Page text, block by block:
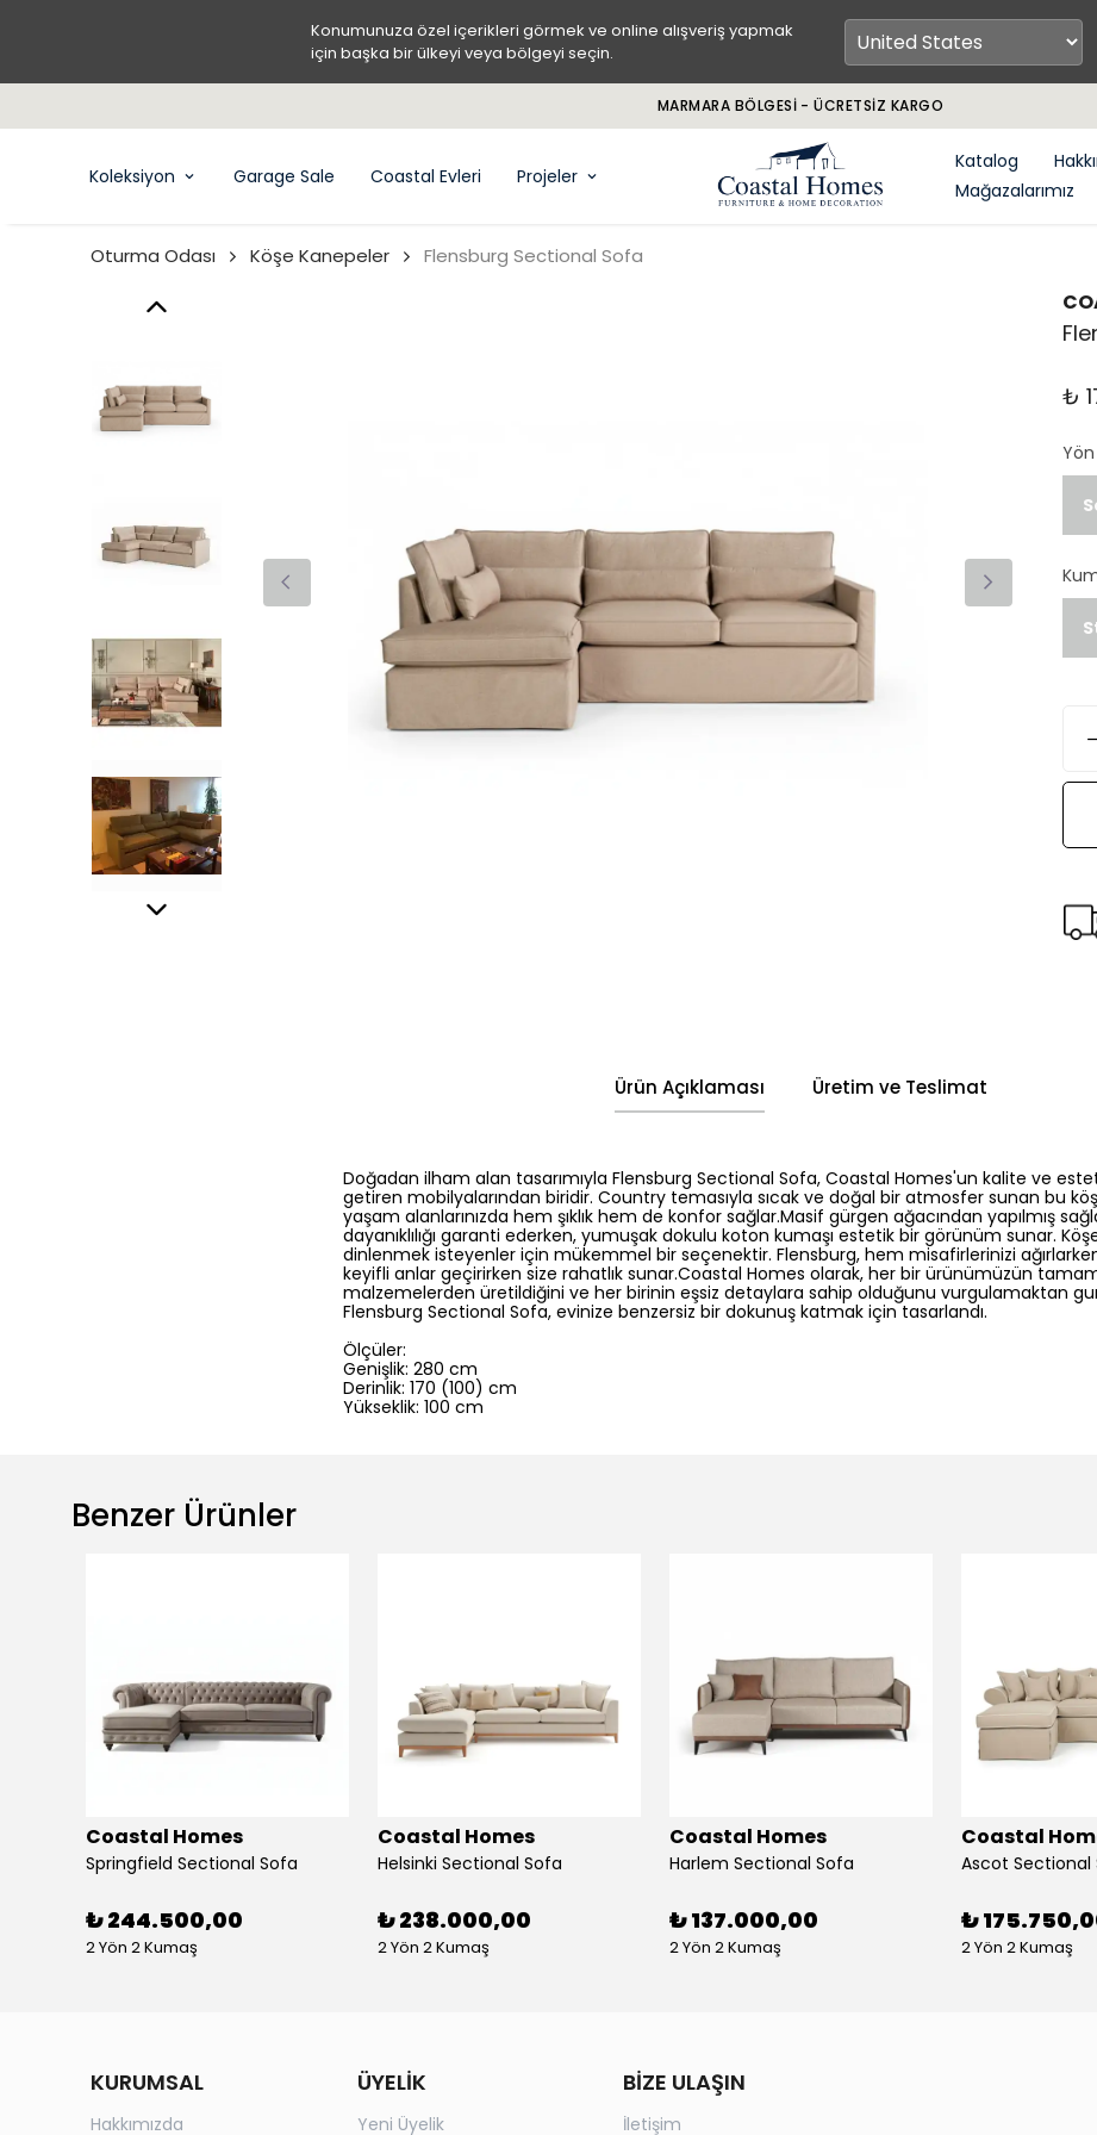
Konumunuza özel içerikleri görmek ve online alışveriş yapmak
için başka bir ülkeyi veya bölgeyi seçin.
GÜVENLİ - ONLINE ALIŞVERİŞ
Koleksiyon Garage Sale Coastal Evleri Projeler
Katalog
Mağazalarımız
Oturma Odası Köşe Kanepeler Flensburg Sectional Sofa
₺
Yön
Ürün Açıklaması Üretim ve Teslimat
Doğadan ilham alan tasarımıyla Flensburg Sectional Sofa, Coastal Homes'un kalite ve
getiren mobilyalarından biridir. Country temasıyla sıcak ve doğal bir atmosfer sunan bu
yaşam alanlarınızda hem şıklık hem de konfor sağlar.Masif gürgen ağacından yapılmış
dayanıklılığı garanti ederken, yumuşak dokulu koton kumaşı estetik bir görünüm sunar.
dinlenmek isteyenler için mükemmel bir seçenektir. Flensburg, hem misafirlerinizi
keyifli anlar geçirirken size rahatlık sunar.Coastal Homes olarak, her bir ürünümüzün
malzemelerden üretildiğini ve her birinin eşsiz detaylara sahip olduğunu vurgulamaktan
Flensburg Sectional Sofa, evinize benzersiz bir dokunuş katmak için tasarlandı.
Ölçüler:
Genişlik: 280 cm
Derinlik: 170 (100) cm
Yükseklik: 100 cm
Benzer Ürünler
Coastal Homes
Springfield Sectional Sofa
₺ 244.500,00
2 Yön 2 Kumaş
Coastal Homes
Helsinki Sectional Sofa
₺ 238.000,00
2 Yön 2 Kumaş
Coastal Homes
Harlem Sectional Sofa
₺ 137.000,00
2 Yön 2 Kumaş
Coastal
Ascot Sectional
₺
2 Yön 2 Kumaş
KURUMSAL
Hakkımızda
ÜYELİK
Yeni Üyelik
BİZE ULAŞIN
İletişim